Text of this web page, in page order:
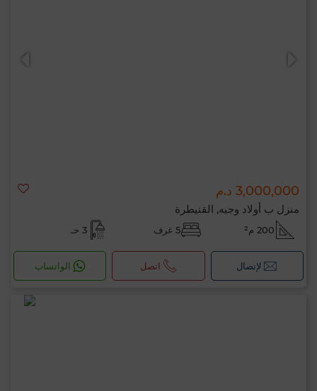
3,000,000 د.م
منزل ب أولاد وجيه, القنيطرة
200 م² 5 غرف 3 حـ
لإتصال اتصل الواتساب